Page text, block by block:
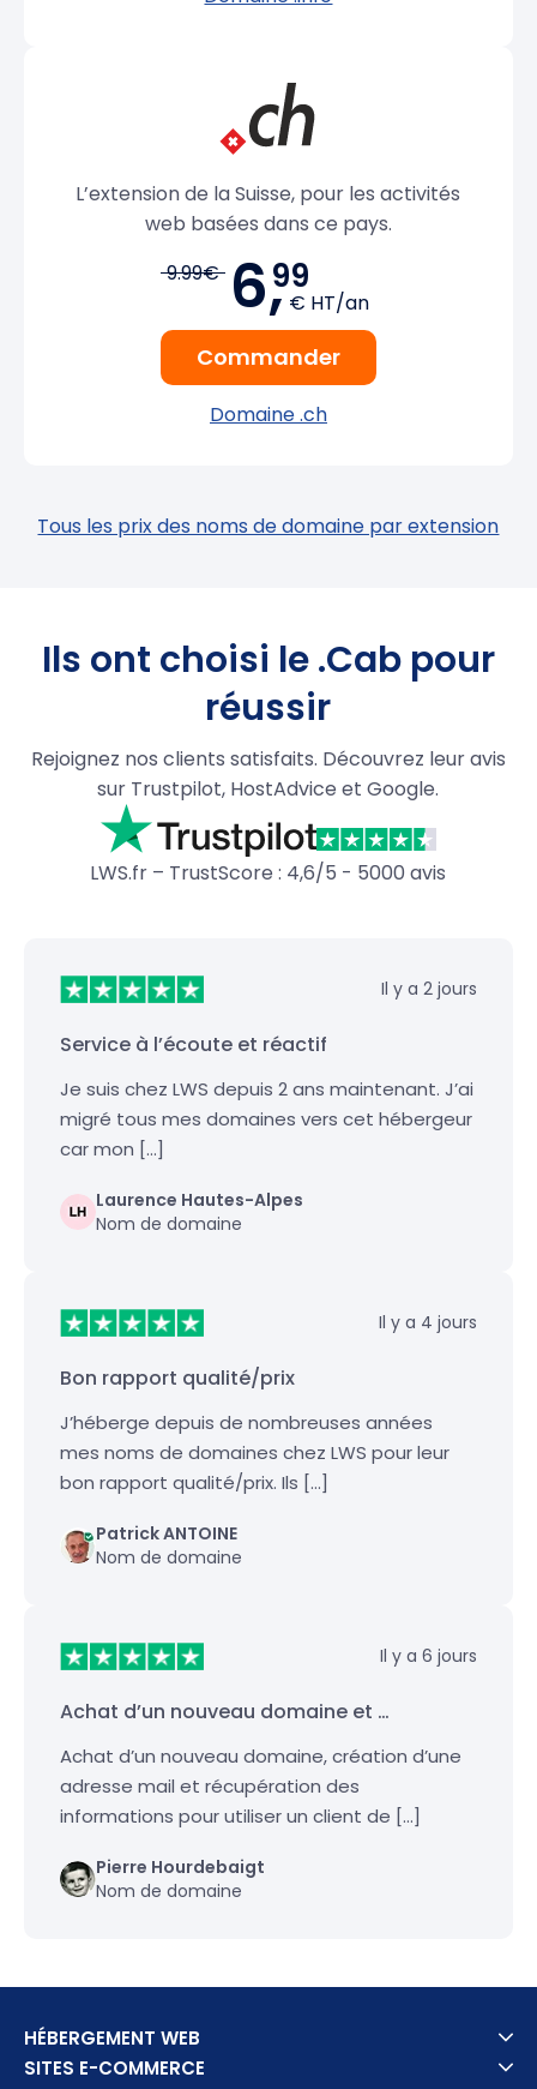
L’extension de la Suisse, pour les activités
web basées dans ce pays.
9.99€ 6,99
€ HT/an
Commander
Domaine .ch
Tous les prix des noms de domaine par extension
Ils ont choisi le .Cab pour
réussir
Rejoignez nos clients satisfaits. Découvrez leur avis
sur Trustpilot, HostAdvice et Google.
LWS.fr – TrustScore : 4,6/5 - 5000 avis
Il y a 2 jours
Service à l’écoute et réactif
Je suis chez LWS depuis 2 ans maintenant. J’ai
migré tous mes domaines vers cet hébergeur
car mon […]
Laurence Hautes-Alpes
Nom de domaine
Il y a 4 jours
Bon rapport qualité/prix
J’héberge depuis de nombreuses années
mes noms de domaines chez LWS pour leur
bon rapport qualité/prix. Ils […]
Patrick ANTOINE
Nom de domaine
Il y a 6 jours
Achat d’un nouveau domaine et …
Achat d’un nouveau domaine, création d’une
adresse mail et récupération des
informations pour utiliser un client de […]
Pierre Hourdebaigt
Nom de domaine
HÉBERGEMENT WEB
SITES E-COMMERCE